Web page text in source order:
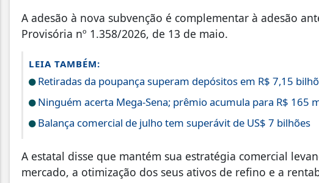
A adesão à nova subvenção é complementar à adesão
Provisória nº 1.358/2026, de 13 de maio.
LEIA TAMBÉM:
Retiradas da poupança superam depósitos em R$ 7,15
Ninguém acerta Mega-Sena; prêmio acumula para R$ 165
Balança comercial de julho tem superávit de US$ 7 bilhões
A estatal disse que mantém sua estratégia comercial
mercado, a otimização dos seus ativos de refino e a